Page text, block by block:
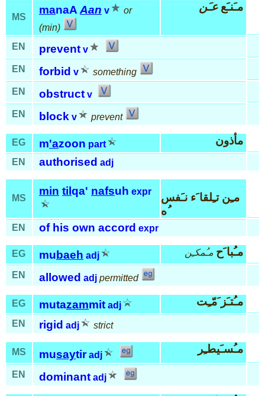
MS
manaAAan v
or
(min)
مـَنـَععـَن
EN prevent v
EN
forbid v
something
EN
obstruct v
EN
block v prevent
EG m'azoon part مأذون
EN authorised adj
MS
min til qa' nafsuh expr
مـِن تـِلقا َء نـَفس
ُه
EN of his own accord expr
EG mubaeh adj مـُبا َح مـُمكـِن
EN allowed adj permitted
EG mutazammit adj مـُتـَز َمّـِت
EN rigid adj strict
MS musaytir adj مـُسـَيطـِر
EN dominant adj